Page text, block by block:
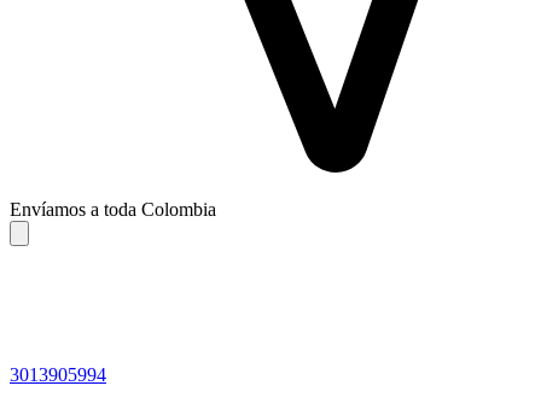
Envíamos a toda Colombia
3013905994